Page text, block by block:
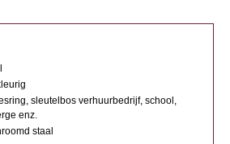
sleutelbos verhuurbedrijf, school,
enz.
staal